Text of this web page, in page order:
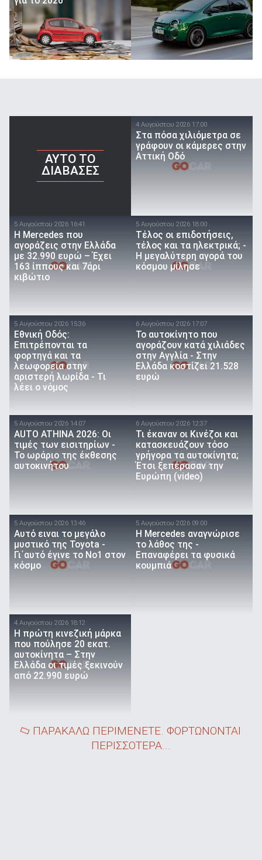
AYTO TO
ΔΙΑΒΑΣΕΣ
4 Αυγούστου 2026 17:00
Στα πόσα χιλιόμετρα σε
γράφουν οι κάμερες στην
Αττική Οδό
5 Αυγούστου 2026 16:41
Η Mercedes που
αγοράζεις στην Ελλάδα
με 32.990 ευρώ – Έχει
163 ίππους και 7άρι
κιβώτιο
5 Αυγούστου 2026 18:00
Τέλος οι επιδοτήσεις,
τέλος και τα ηλεκτρικά; -
Η μεγαλύτερη αγορά του
κόσμου μίλησε
5 Αυγούστου 2026 15:36
Εθνική Οδός:
Επιτρέπονται τα
φορτηγά και τα
λεωφορεία στην
αριστερή λωρίδα - Τι
λέει ο νόμος
6 Αυγούστου 2026 17:07
To αυτοκίνητο που
αγοράζουν κατά χιλιάδες
στην Αγγλία - Στην
Ελλάδα κοστίζει 21.528
ευρώ
5 Αυγούστου 2026 14:07
AUTO ATHINA 2026: Οι
τιμές των εισιτηρίων -
Το ωράριο της έκθεσης
αυτοκινήτου
6 Αυγούστου 2026 12:37
Τι έκαναν οι Κινέζοι και
κατασκευάζουν τόσο
γρήγορα τα αυτοκίνητα;
Έτσι ξεπέρασαν την
Ευρώπη (video)
5 Αυγούστου 2026 13:46
Αυτό ειναι τo μεγάλο
μυστικό της Toyota -
Γι΄αυτό έγινε το Νο1 στον
κόσμο
5 Αυγούστου 2026 09:00
Η Mercedes αναγνώρισε
το λάθος της -
Επαναφέρει τα φυσικά
κουμπιά
4 Αυγούστου 2026 18:12
Η πρώτη κινεζική μάρκα
που πούλησε 20 εκατ.
αυτοκίνητα – Στην
Ελλάδα οι τιμές ξεκινούν
από 22.990 ευρώ
ΠΑΡΑΚΑΛΩ ΠΕΡΙΜΕΝΕΤΕ. ΦΟΡΤΩΝΟΝΤΑΙ
ΠΕΡΙΣΣΟΤΕΡΑ...